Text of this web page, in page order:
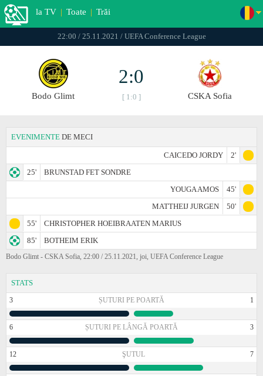
la TV | Toate | Trăi
22:00 / 25.11.2021 / UEFA Conference League
Bodo Glimt
2:0
[ 1:0 ] CSKA Sofia
EVENIMENTE DE MECI
CAICEDO JORDY
2'
25'
BRUNSTAD FET SONDRE
YOUGA AMOS
45'
MATTHEIJ JURGEN
50'
55'
CHRISTOPHER HOEIBRAATEN MARIUS
85'
BOTHEIM ERIK
Bodo Glimt - CSKA Sofia, 22:00 / 25.11.2021, joi, UEFA Conference League
STATS
3 ȘUTURI PE POARTĂ 1
6 ȘUTURI PE LÂNGĂ POARTĂ 3
12 ŞUTUL 7